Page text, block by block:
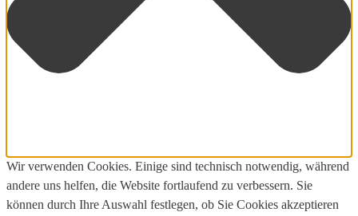
Wir verwenden Cookies. Einige sind technisch notwendig, während
andere uns helfen, die Website fortlaufend zu verbessern. Sie
können durch Ihre Auswahl festlegen, ob Sie Cookies akzeptieren